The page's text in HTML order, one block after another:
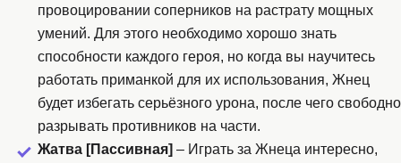
провоцировании соперников на растрату мощных
умений. Для этого необходимо хорошо знать
способности каждого героя, но когда вы научитесь
работать приманкой для их использования, Жнец
будет избегать серьёзного урона, после чего свободно
разрывать противников на части.
Жатва [Пассивная] – Играть за Жнеца интересно,